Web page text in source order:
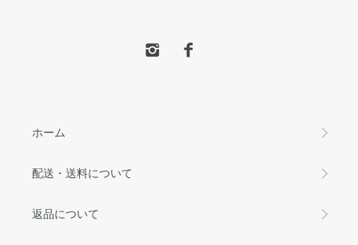
ホーム
配送・送料について
返品について